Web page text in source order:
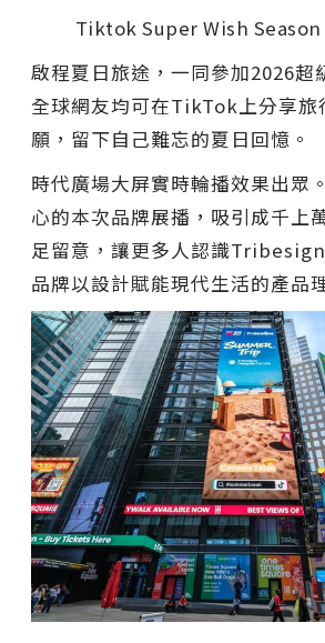
Tiktok Super Wish
啟程夏日旅途，一同參加2026超
全球網友均可在TikTok上分享旅
願，留下自己難忘的夏日回憶。
時代廣場大屏實時輪播效果出眾
心的本次品牌展播，吸引成千上
足留意，讓更多人認識
品牌以設計賦能現代生活的產品